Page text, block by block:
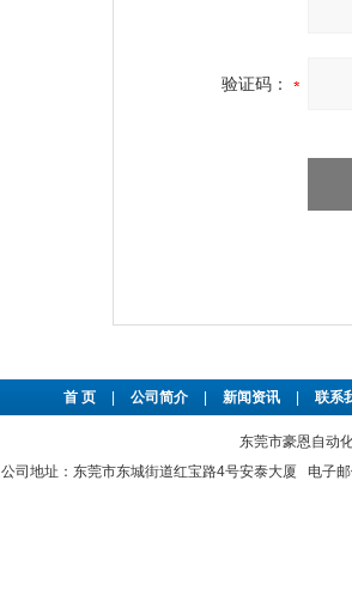
验证码：
首 页 公司简介 新闻资讯 联系
东莞市豪恩自动
公司地址：东莞市东城街道红宝路4号安泰大厦 电子